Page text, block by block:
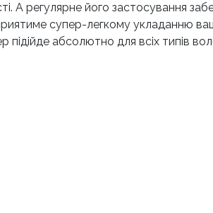
регулярне його застосування
супер-легкому укладанню
підійде абсолютно для всіх типів